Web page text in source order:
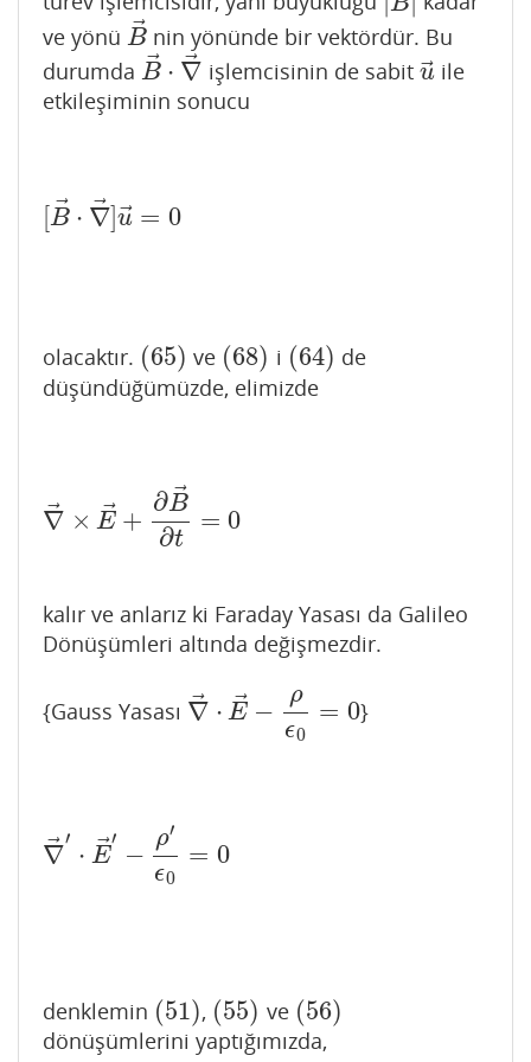
ve yönü B⃗
B→
nin yönünde bir vektördür. Bu
durumda B⃗ ⋅ ∇⃗
B→ ⋅∇→işlemcisinin de sabit u⃗
u→
ile
etkileşiminin sonucu
[B⃗ ⋅ ∇⃗]u⃗ = 0
B→ ⋅∇→] u→=
olacaktır. (65)
(65) ve (68)
(68) i (64)
(64)
de
düşündüğümüzde, elimizde
∇⃗ × E +
∂B⃗
∂t
= 0
∇ →×E→+ ∂B→ ∂t= 0
kalır ve anlarız ki Faraday Yasası da Galileo
Dönüşümleri altında değişmezdir.
{Gauss Yasası ∇⃗ ⋅ E −
ρ
ϵ0
= 0
∇→ ⋅E→− ρϵ0 =0 }
∇⃗′
⋅ E⃗
′
−
ρ′
ϵ0
= 0
∇ →′⋅E →′−ρ′ϵ 0=0
denklemin (51)
(51) , (55)
(55) ve (56)
(56)
dönüşümlerini yaptığımızda,